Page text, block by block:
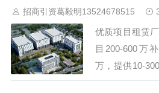
内，十分钟内
块招商：66亩
工业土地…
招商引资葛毅明13524678515
优质项目租赁
目200-600万
万，提供10-
集成电路项目